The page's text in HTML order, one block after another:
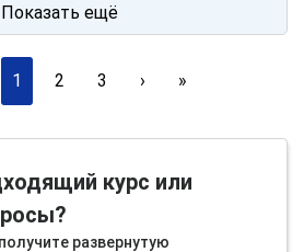
Показать ещё
1 2 3 › »
курс или
развернутую